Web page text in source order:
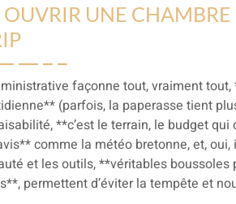
OUVRIR UNE CHAMBRE
façonne tout, vraiment tout,
(parfois, la paperasse tient
**c’est le terrain, le budget
comme la météo bretonne, et,
et les outils, **véritables boussoles
permettent d’éviter la tempête et